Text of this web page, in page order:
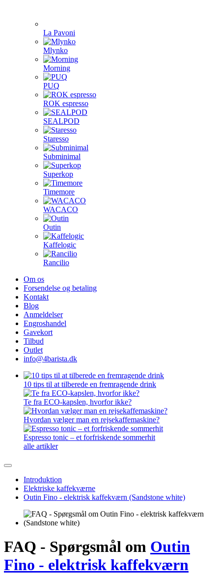
La Pavoni
Mlynko
Morning
PUQ
ROK espresso
SEALPOD
Staresso
Subminimal
Superkop
Timemore
WACACO
Outin
Kaffelogic
Rancilio
Om os
Forsendelse og betaling
Kontakt
Blog
Anmeldelser
Engroshandel
Gavekort
Tilbud
Outlet
info@4barista.dk
10 tips til at tilberede en fremragende drink
Te fra ECO-kapslen, hvorfor ikke?
Hvordan vælger man en rejsekaffemaskine?
Espresso tonic – et forfriskende sommerhit
alle artikler
Introduktion
Elektriske kaffekværne
Outin Fino - elektrisk kaffekværn (Sandstone white)
FAQ - Spørgsmål om Outin
Fino - elektrisk kaffekværn